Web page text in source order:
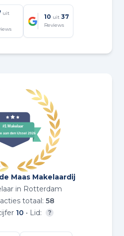
uit 10 uit 37
Reviews
Maas Makelaardij
in Rotterdam
totaal: 58
10 • Lid: ?